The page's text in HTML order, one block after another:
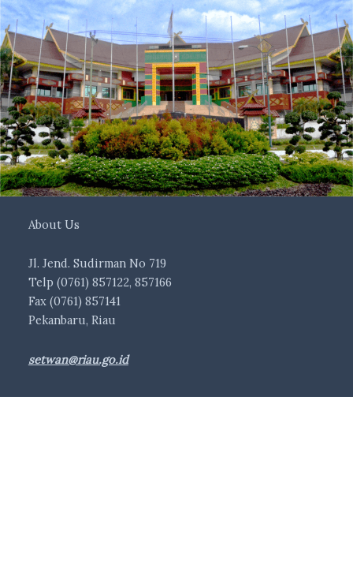
About Us
Jl. Jend. Sudirman No 719
Telp (0761) 857122, 857166
Fax (0761) 857141
Pekanbaru, Riau
setwan@riau.go.id